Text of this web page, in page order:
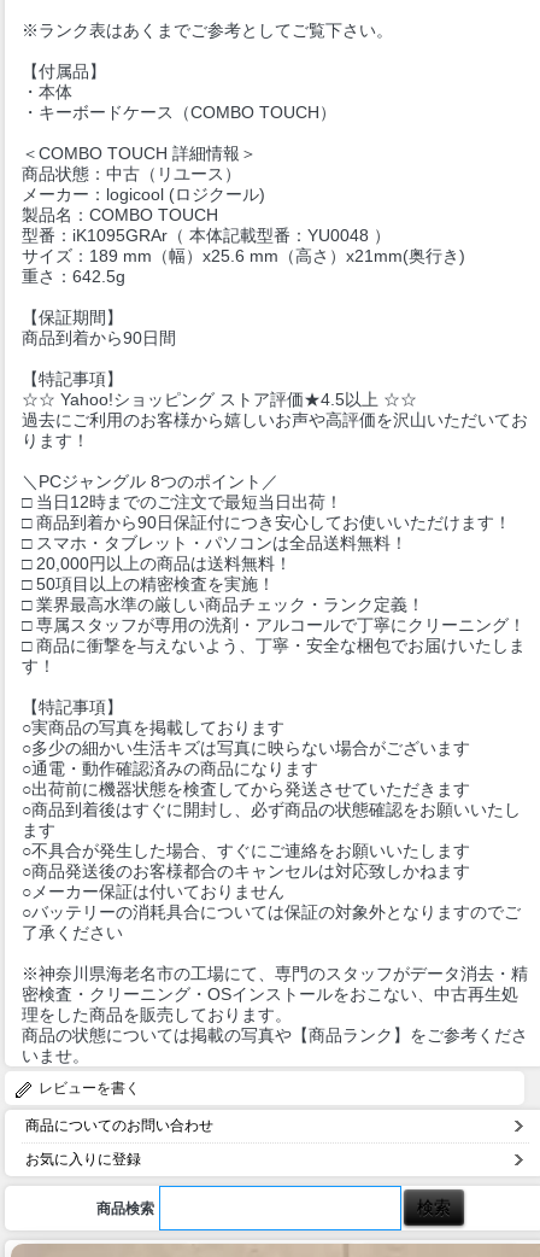
※ランク表はあくまでご参考としてご覧下さい。
【付属品】
・本体
・キーボードケース（COMBO TOUCH）
＜COMBO TOUCH 詳細情報＞
商品状態：中古（リユース）
メーカー：logicool (ロジクール)
製品名：COMBO TOUCH
型番：iK1095GRAr（ 本体記載型番：YU0048 ）
サイズ：189 mm（幅）x25.6 mm（高さ）x21mm(奥行き)
重さ：642.5g
【保証期間】
商品到着から90日間
【特記事項】
☆☆ Yahoo!ショッピング ストア評価★4.5以上 ☆☆
過去にご利用のお客様から嬉しいお声や高評価を沢山いただいてお
ります！
＼PCジャングル 8つのポイント／
□ 当日12時までのご注文で最短当日出荷！
□ 商品到着から90日保証付につき安心してお使いいただけます！
□ スマホ・タブレット・パソコンは全品送料無料！
□ 20,000円以上の商品は送料無料！
□ 50項目以上の精密検査を実施！
□ 業界最高水準の厳しい商品チェック・ランク定義！
□ 専属スタッフが専用の洗剤・アルコールで丁寧にクリーニング！
□ 商品に衝撃を与えないよう、丁寧・安全な梱包でお届けいたしま
す！
【特記事項】
○実商品の写真を掲載しております
○多少の細かい生活キズは写真に映らない場合がございます
○通電・動作確認済みの商品になります
○出荷前に機器状態を検査してから発送させていただきます
○商品到着後はすぐに開封し、必ず商品の状態確認をお願いいたし
ます
○不具合が発生した場合、すぐにご連絡をお願いいたします
○商品発送後のお客様都合のキャンセルは対応致しかねます
○メーカー保証は付いておりません
○バッテリーの消耗具合については保証の対象外となりますのでご
了承ください
※神奈川県海老名市の工場にて、専門のスタッフがデータ消去・精
密検査・クリーニング・OSインストールをおこない、中古再生処
理をした商品を販売しております。
商品の状態については掲載の写真や【商品ランク】をご参考くださ
いませ。
レビューを書く
商品についてのお問い合わせ
お気に入りに登録
商品検索